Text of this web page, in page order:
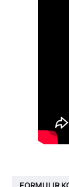
FORMULIR